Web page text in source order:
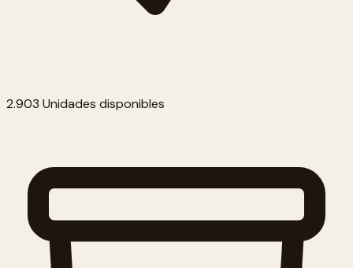
2.903 Unidades disponibles